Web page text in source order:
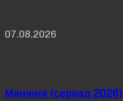
07.08.2026
Манюня (сериал 2026)